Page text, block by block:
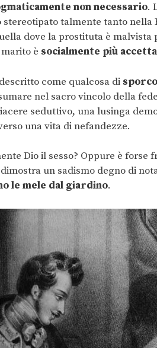
non necessario.
stereotipato talmente tanto
dove la prostituta è malvista
è socialmente più
come qualcosa di sporco
nel sacro vincolo della
seduttivo, una lusinga
una vita di nefandezze.
Dio il sesso? Oppure è forse
un sadismo degno di
le mele dal giardino.